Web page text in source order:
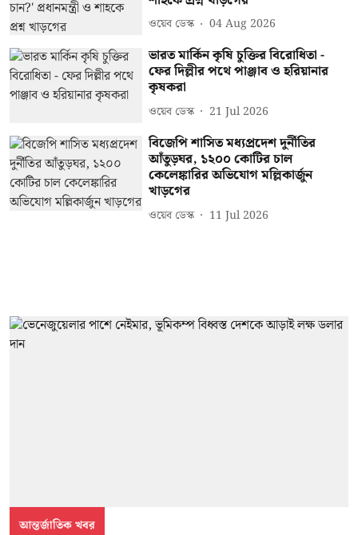
ওয়েব ডেস্ক 04 Aug 2026
ভারত মার্কিন কৃষি চুক্তির বিরোধিতা -
ফের দিল্লীর পথে পাঞ্জাব ও হরিয়ানার
কৃষকরা
ওয়েব ডেস্ক 21 Jul 2026
বিজেপি শাসিত মধ্যপ্রদেশ দুর্নীতির
আঁতুড়ঘর, ১২০০ কোটির চাল
কেলেঙ্কারির অভিযোগ মল্লিকার্জুন
খাড়গের
ওয়েব ডেস্ক 11 Jul 2026
আন্তর্জাতিক খবর